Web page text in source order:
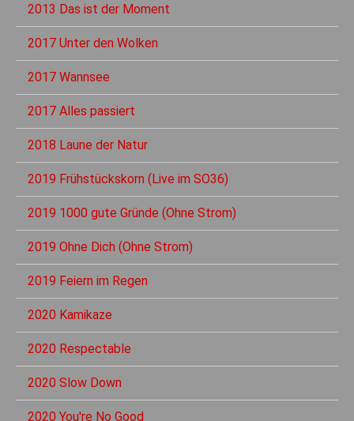
2013 Das ist der Moment
2017 Unter den Wolken
2017 Wannsee
2017 Alles passiert
2018 Laune der Natur
2019 Frühstückskorn (Live im SO36)
2019 1000 gute Gründe (Ohne Strom)
2019 Ohne Dich (Ohne Strom)
2019 Feiern im Regen
2020 Kamikaze
2020 Respectable
2020 Slow Down
2020 You're No Good